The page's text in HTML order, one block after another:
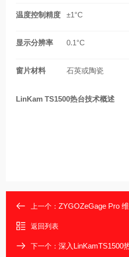
温度控制精度 ±1°C
显示分辨率 0.1°C
窗片材料 石英或陶瓷
LinKam TS1500热台技术概述
上一个： ZYGOZeGage Pro 维
返回列表
下一个： 深入LinKamTS1500